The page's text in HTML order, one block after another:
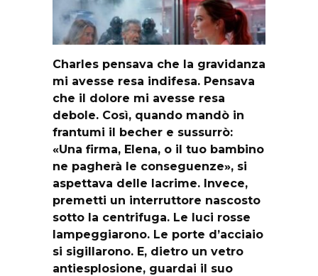
Charles pensava che la gravidanza
mi avesse resa indifesa. Pensava
che il dolore mi avesse resa
debole. Così, quando mandò in
frantumi il becher e sussurrò:
«Una firma, Elena, o il tuo bambino
ne pagherà le conseguenze», si
aspettava delle lacrime. Invece,
premetti un interruttore nascosto
sotto la centrifuga. Le luci rosse
lampeggiarono. Le porte d’acciaio
si sigillarono. E, dietro un vetro
antiesplosione, guardai il suo